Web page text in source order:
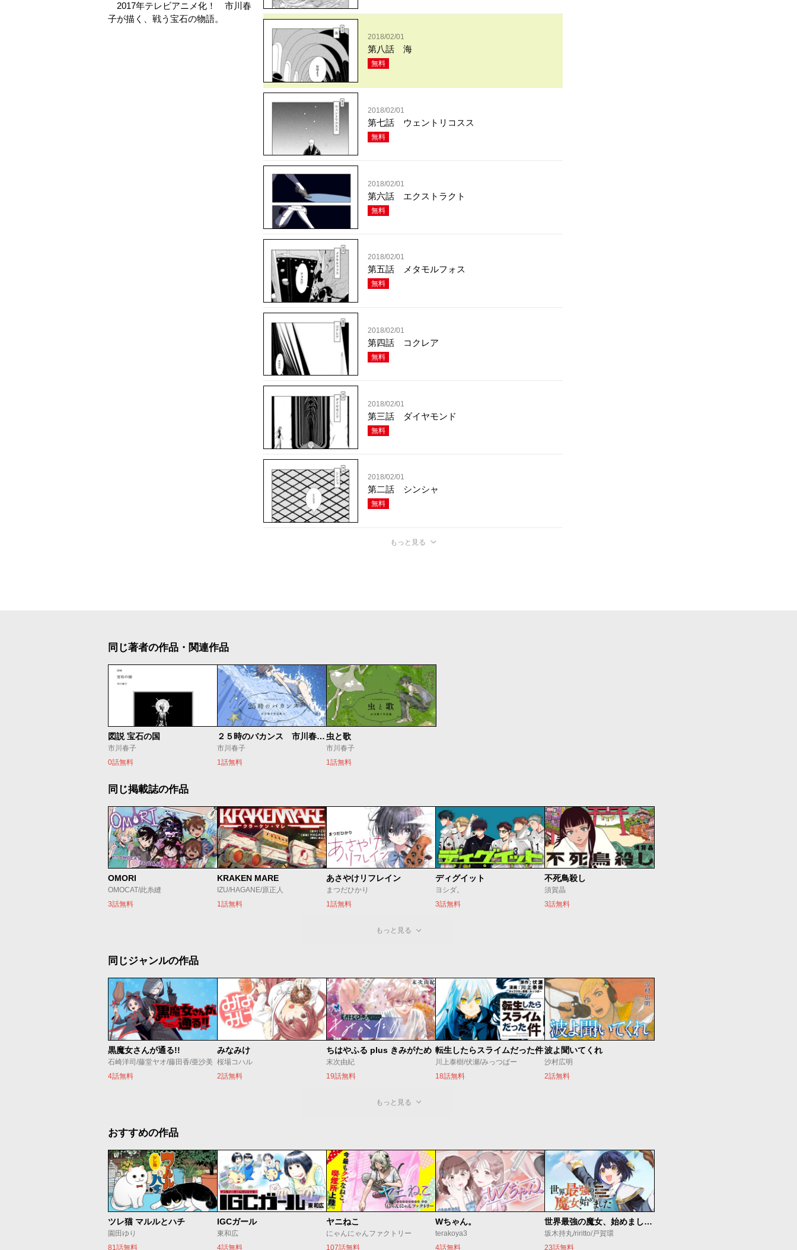
2017年テレビアニメ化！ 市川春
子が描く、戦う宝石の物語。
2018/02/01
第八話 海
無料
2018/02/01
第七話 ウェントリコスス
無料
2018/02/01
第六話 エクストラクト
無料
2018/02/01
第五話 メタモルフォス
無料
2018/02/01
第四話 コクレア
無料
2018/02/01
第三話 ダイヤモンド
無料
2018/02/01
第二話 シンシャ
無料
もっと見る
同じ著者の作品・関連作品
図説 宝石の国
市川春子
0話無料
２５時のバカンス 市川春子作品集
市川春子
1話無料
虫と歌
市川春子
1話無料
同じ掲載誌の作品
OMORI
OMOCAT/此糸縫
3話無料
KRAKEN MARE
IZU/HAGANE/原正人
1話無料
あさやけリフレイン
まつだひかり
1話無料
ディグイット
ヨシダ。
3話無料
不死鳥殺し
須賀晶
3話無料
もっと見る
同じジャンルの作品
黒魔女さんが通る!!
石崎洋司/藤堂ヤオ/藤田香/亜沙美
4話無料
みなみけ
桜場コハル
2話無料
ちはやふる plus きみがため
末次由紀
19話無料
転生したらスライムだった件
川上泰樹/伏瀬/みっつばー
18話無料
波よ聞いてくれ
沙村広明
2話無料
もっと見る
おすすめの作品
ツレ猫 マルルとハチ
園田ゆり
81話無料
IGCガール
東和広
4話無料
ヤニねこ
にゃんにゃんファクトリー
107話無料
Wちゃん。
terakoya3
4話無料
世界最強の魔女、始めました ～私だけ『攻略サイト』を見れる世界で自由に生きます～
坂木持丸/riritto/戸賀環
23話無料